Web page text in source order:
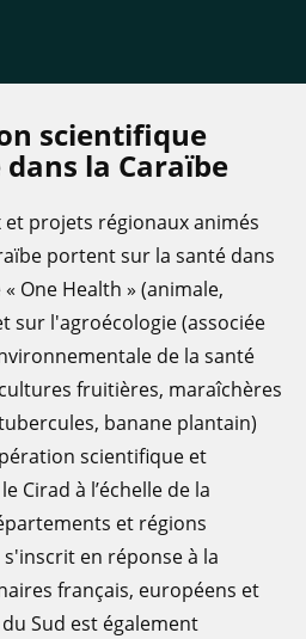
scientifique
la Caraïbe
et projets régionaux animés
portent sur la santé dans
One Health » (animale,
sur l'agroécologie (associée
de la santé
fruitières, maraîchères
banane plantain)
scientifique et
Cirad à l’échelle de la
et régions
en réponse à la
français, européens et
Sud est également